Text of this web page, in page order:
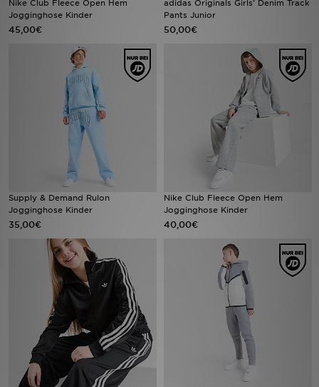
Nike Club Fleece Open Hem
Jogginghose Kinder
45,00€
adidas Originals Girls' Denim Track
Pants Junior
50,00€
Supply & Demand Rulon
Jogginghose Kinder
35,00€
Nike Club Fleece Open Hem
Jogginghose Kinder
40,00€
Filialfinder
Hilfe & Kontakt
Geschenkgutschein
Blog